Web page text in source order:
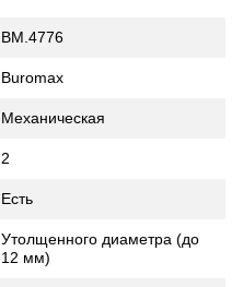
BM.4776
Buromax
Механическая
2
Есть
Утолщенного диаметра (до
12 мм)